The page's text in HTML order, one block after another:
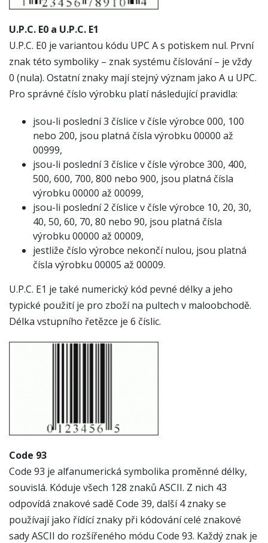
U.P.C. E0 a U.P.C. E1
U.P.C. E0 je variantou kódu UPC A s potiskem nul. První
znak této symboliky – znak systému číslování – je vždy
0 (nula). Ostatní znaky mají stejný význam jako A u UPC.
Pro správné číslo výrobku platí následující pravidla:
jsou-li poslední 3 číslice v čísle výrobce 000, 100
nebo 200, jsou platná čísla výrobku 00000 až
00999,
jsou-li poslední 3 číslice v čísle výrobce 300, 400,
500, 600, 700, 800 nebo 900, jsou platná čísla
výrobku 00000 až 00099,
jsou-li poslední 2 číslice v čísle výrobce 10, 20, 30,
40, 50, 60, 70, 80 nebo 90, jsou platná čísla
výrobku 00000 až 00009,
jestliže číslo výrobce nekončí nulou, jsou platná
čísla výrobku 00005 až 00009.
U.P.C. E1 je také numerický kód pevné délky a jeho
typické použití je pro zboží na pultech v maloobchodě.
Délka vstupního řetězce je 6 číslic.
Code 93
Code 93 je alfanumerická symbolika proměnné délky,
souvislá. Kóduje všech 128 znaků ASCII. Z nich 43
odpovídá znakové sadě Code 39, další 4 znaky se
používají jako řídící znaky při kódování celé znakové
sady ASCII do rozšířeného módu Code 93. Každý znak je